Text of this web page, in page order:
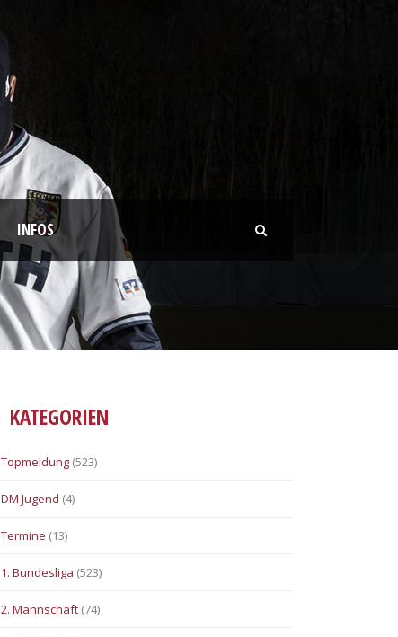
INFOS
KATEGORIEN
Topmeldung (523)
DM Jugend (4)
Termine (13)
1. Bundesliga (523)
2. Mannschaft (74)